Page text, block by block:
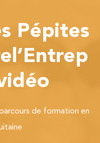
Pépites
de formation en